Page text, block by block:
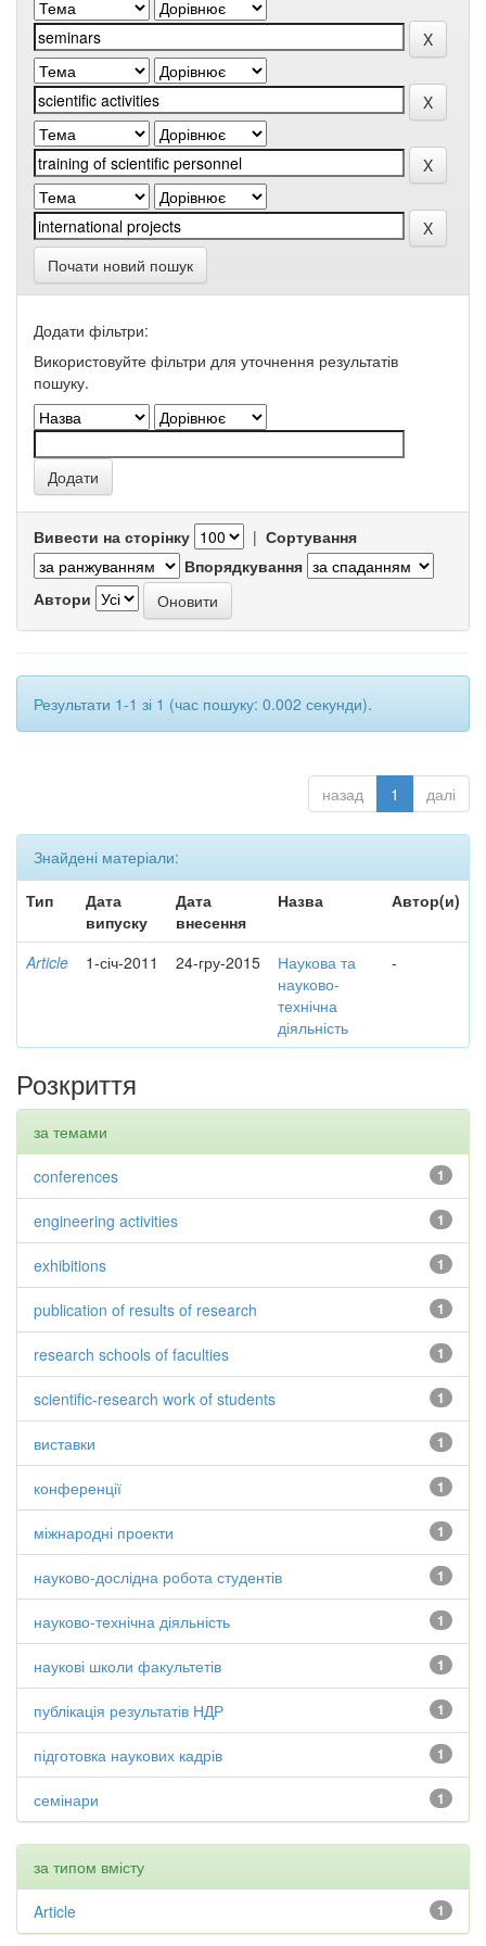
Почати новий пошук
Додати фільтри:
Використовуйте фільтри для уточнення результатів
пошуку.
Вивести на сторінку | Сортування
Впорядкування
Автори
Результати 1-1 зі 1 (час пошуку: 0.002 секунди).
назад 1 далі
Знайдені матеріали:
Тип
Дата
випуску
Дата
внесення
Назва Автор(и)
Article 1-січ-2011 24-гру-2015
Наукова та
науково-
технічна
діяльність
-
Розкриття
за темами
1
conferences
1
engineering activities
1
exhibitions
1
publication of results of research
1
research schools of faculties
1
scientific-research work of students
1
виставки
1
конференції
1
міжнародні проекти
1
науково-дослідна робота студентів
1
науково-технічна діяльність
1
наукові школи факультетів
1
публікація результатів НДР
1
підготовка наукових кадрів
1
семінари
за типом вмісту
1
Article